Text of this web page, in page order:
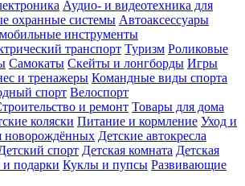
Аудио- и видеотехника для
охранные системы Автоаксессуары
инструменты
транспорт Туризм Роликовые
Самокаты Скейты и лонгборды Игры
и тренажеры Командные виды спорта
спорт Велоспорт
и ремонт Товары для дома
коляски Питание и кормление Уход и
новорождённых Детские автокресла
спорт Детская комната Детская
подарки Куклы и пупсы Развивающие